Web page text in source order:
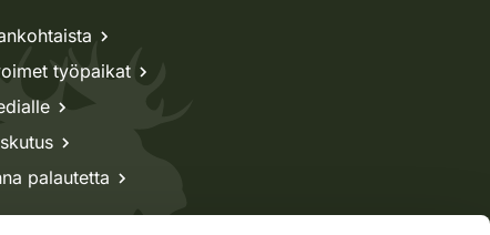
työpaikat
palautetta